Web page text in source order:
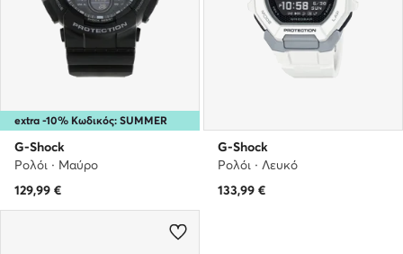
extra -10% Κωδικός: SUMMER
G-Shock
Ρολόι · Μαύρο
129,99 €
G-Shock
Ρολόι · Λευκό
133,99 €